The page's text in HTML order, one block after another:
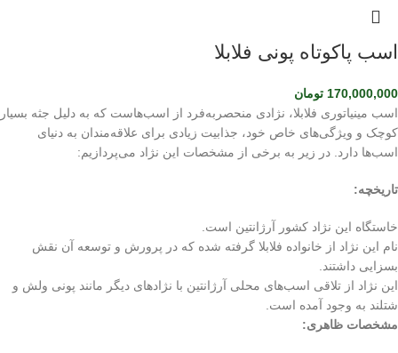
اسب پاکوتاه پونی فلابلا
170,000,000 تومان
اسب مینیاتوری فلابلا، نژادی منحصربه‌فرد از اسب‌هاست که به دلیل جثه بسیار
کوچک و ویژگی‌های خاص خود، جذابیت زیادی برای علاقه‌مندان به دنیای
اسب‌ها دارد. در زیر به برخی از مشخصات این نژاد می‌پردازیم:
تاریخچه:
خاستگاه این نژاد کشور آرژانتین است.
نام این نژاد از خانواده فلابلا گرفته شده که در پرورش و توسعه آن نقش
بسزایی داشتند.
این نژاد از تلاقی اسب‌های محلی آرژانتین با نژادهای دیگر مانند پونی ولش و
شتلند به وجود آمده است.
مشخصات ظاهری: